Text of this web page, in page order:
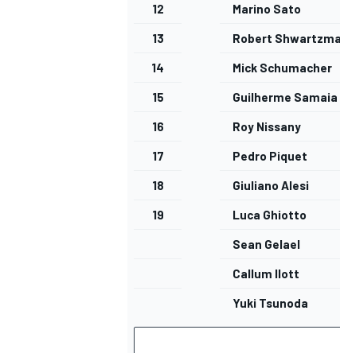
12 Marino Sato
13 Robert
14 Mick Schumacher
15 Guilherme Samaia
16 Roy Nissany
17 Pedro Piquet
18 Giuliano Alesi
19 Luca Ghiotto
Sean Gelael
Callum Ilott
Yuki Tsunoda